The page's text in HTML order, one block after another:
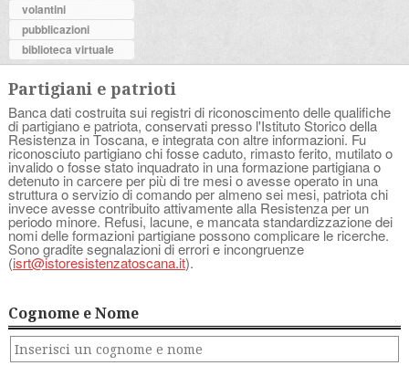
volantini
pubblicazioni
biblioteca virtuale
Partigiani e patrioti
Banca dati costruita sui registri di riconoscimento delle qualifiche
di partigiano e patriota, conservati presso l'Istituto Storico della
Resistenza in Toscana, e integrata con altre informazioni. Fu
riconosciuto partigiano chi fosse caduto, rimasto ferito, mutilato o
invalido o fosse stato inquadrato in una formazione partigiana o
detenuto in carcere per più di tre mesi o avesse operato in una
struttura o servizio di comando per almeno sei mesi, patriota chi
invece avesse contribuito attivamente alla Resistenza per un
periodo minore. Refusi, lacune, e mancata standardizzazione dei
nomi delle formazioni partigiane possono complicare le ricerche.
Sono gradite segnalazioni di errori e incongruenze
(isrt@istoresistenzatoscana.it).
Cognome e Nome